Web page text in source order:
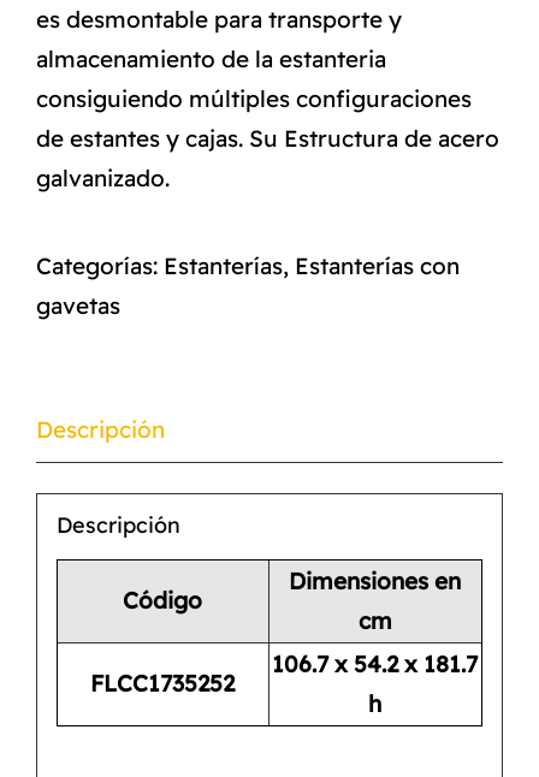
es desmontable para transporte y
almacenamiento de la estanteria
consiguiendo múltiples configuraciones
de estantes y cajas. Su Estructura de acero
galvanizado.
Categorías: Estanterías, Estanterías con
gavetas
Descripción
Descripción
Código
Dimensiones en
cm
FLCC1735252
106.7 x 54.2 x 181.7
h